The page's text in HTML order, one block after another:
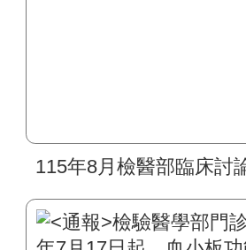
115年8月檢醫部臨床討